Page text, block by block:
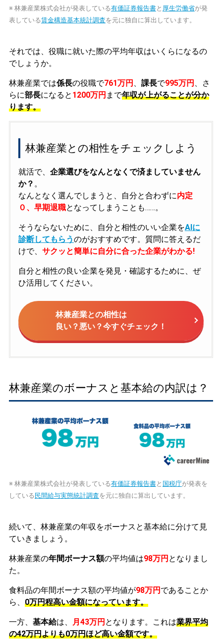
※ 林兼産業株式会社が発表している有価証券報告書と 厚生労働省が発
表している賃金構造基本統計調査を元に独自に算出しています。
それでは、役職に就いた際の平均年収はいくらになるの
でしょうか。
林兼産業では係長の役職で761万円 課長で995万円
、さ
らに部長になると 1200万円 まで年収が上がることが分か
ります。
林兼産業との相性をチェックしよう
就活で、 企業選びをなんとなくで済ましていません
か？ 。
なんとなく選んでしまうと、自分と合わずに内定
０、早期退職となってしまうことも……。
そうならないために、自分と相性のいい企業をAIに
診断してもらうのがおすすめです。質問に答えるだ
けで、 サクッと簡単に自分に合った企業がわかる!
自分と相性の良い企業を発見・確認するために、ぜ
ひ活用してください。
林兼産業との相性は
良い？悪い？今すぐチェック！
林兼産業のボーナスと基本給の内訳は？
※ 林兼産業株式会社が発表している有価証券報告書と 国税庁が発表を
している 民間給与実態統計調査を元に独自に算出しています。
続いて、林兼産業の年収をボーナスと基本給に分けて見
ていきましょう。
林兼産業の年間ボーナス額の平均値は98万円 となりまし
た。
食料品の年間ボーナス額の平均値が98万円 であることか
ら、 0万円程高い金額になっています。
一方、 基本給は、 月43万円 となります。これは業界平均
の42万円よりも0万円ほど高い金額です。